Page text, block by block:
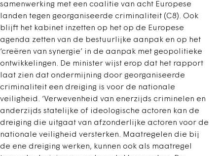
samenwerking met een coalitie van acht Europese
landen tegen georganiseerde criminaliteit (C8). Ook
blijft het kabinet inzetten op het op de Europese
agenda zetten van de bestuurlijke aanpak en op het
‘creëren van synergie’ in de aanpak met geopolitieke
ontwikkelingen. De minister wijst erop dat het rapport
laat zien dat ondermijning door georganiseerde
criminaliteit een dreiging is voor de nationale
veiligheid. ‘Verwevenheid van enerzijds criminelen en
anderzijds statelijke of ideologische actoren kan de
dreiging die uitgaat van afzonderlijke actoren voor de
nationale veiligheid versterken. Maatregelen die bij
de ene dreiging werken, kunnen ook als maatregel